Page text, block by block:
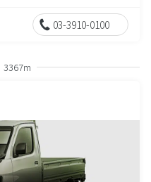
03-3910-0100
3367m